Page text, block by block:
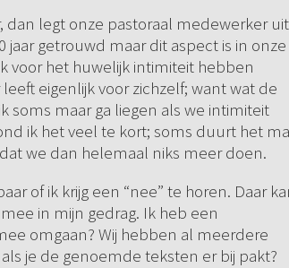
dan legt onze pastoraal medewerker uit
getrouwd maar dit aspect is in onze
voor het huwelijk intimiteit hebben
eigenlijk voor zichzelf; want wat de
soms maar ga liegen als we intimiteit
ik het veel te kort; soms duurt het
we dan helemaal niks meer doen.
of ik krijg een “nee” te horen. Daar
in mijn gedrag. Ik heb een
omgaan? Wij hebben al meerdere
je de genoemde teksten er bij pakt?